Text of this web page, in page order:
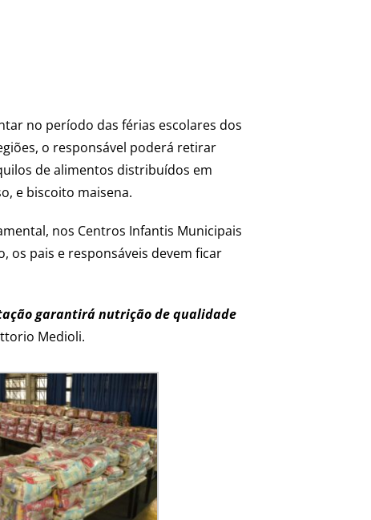
no período das férias escolares dos
o responsável poderá retirar
de alimentos distribuídos em
e biscoito maisena.
nos Centros Infantis Municipais
os pais e responsáveis devem ficar
garantirá nutrição de qualidade
Medioli.